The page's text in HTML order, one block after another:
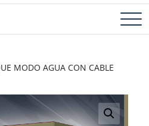
MODO AGUA CON CABLE